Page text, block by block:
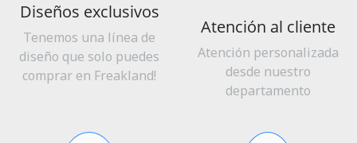
Diseños exclusivos
Tenemos una línea de
diseño que solo puedes
comprar en Freakland!
Atención al cliente
Atención personalizada
desde nuestro
departamento